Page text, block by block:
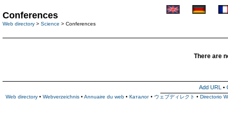
Conferences
Web directory > Science > Conferences
There are
Add URL •
Web directory • Webverzeichnis • Annuaire du web • Каталог • ウェブディレクト • Directorio